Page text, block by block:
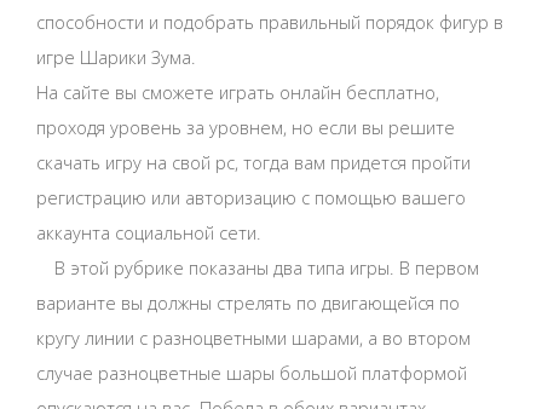
способности и подобрать правильный порядок фигур в
игре Шарики Зума.
На сайте вы сможете играть онлайн бесплатно,
проходя уровень за уровнем, но если вы решите
скачать игру на свой pc, тогда вам придется пройти
регистрацию или авторизацию с помощью вашего
аккаунта социальной сети.
В этой рубрике показаны два типа игры. В первом
варианте вы должны стрелять по двигающейся по
кругу линии с разноцветными шарами, а во втором
случае разноцветные шары большой платформой